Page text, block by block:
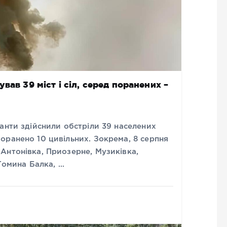
39 міст і сіл, серед поранених –
здійснили обстріли 39 населених
10 цивільних. Зокрема, 8 серпня
Приозерне, Музиківка,
Балка, …